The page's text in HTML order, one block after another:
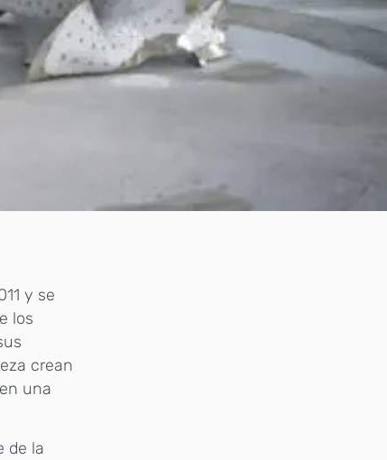
y se
los
crean
una
de la